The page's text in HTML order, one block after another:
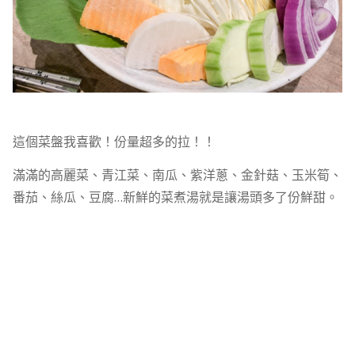
這個菜盤我喜歡！份量超多的拉！！
滿滿的高麗菜、青江菜、南瓜、紫洋蔥、金針菇、玉米筍、
番茄、絲瓜、豆腐…新鮮的菜煮湯就是讓湯頭多了份鮮甜。